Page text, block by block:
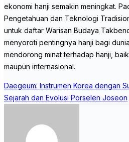
ekonomi hanji semakin meningkat.
Pengetahuan dan Teknologi
untuk daftar Warisan Budaya
menyoroti pentingnya hanji bagi
mendorong minat terhadap hanji,
maupun internasional.
Post
navigation
Daegeum: Instrumen Korea dengan
Sejarah dan Evolusi Porselen Joseon